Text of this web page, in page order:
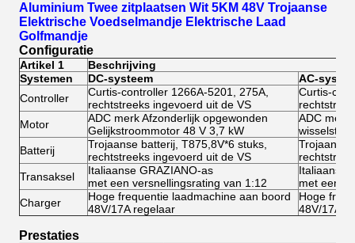
Aluminium Twee zitplaatsen Wit 5KM 48V Trojaanse
Elektrische Voedselmandje Elektrische Laad
Golfmandje
Configuratie
Artikel 1
Beschrijving
Systemen
DC-systeem
AC-
Controller
Curtis-controller 1266A-5201, 275A,
rechtstreeks ingevoerd uit de VS
Curtis-
Motor
ADC merk Afzonderlijk opgewonden
Gelijkstroommotor 48 V 3,7 kW
ADC merk
Batterij
Trojaanse batterij, T875,8V*6 stuks,
rechtstreeks ingevoerd uit de VS
Trojaanse
Transaksel
Italiaanse GRAZIANO-as
met een versnellingsrating van 1:12
Italiaanse
met een
Charger
Hoge frequentie laadmachine aan boord
48V/17A regelaar
Hoge
48V/17A
Prestaties